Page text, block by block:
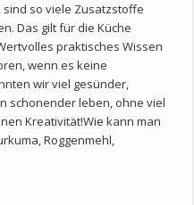
so viele Zusatzstoffe
Das gilt für die Küche
praktisches Wissen
wenn es keine
wir viel gesünder,
schonender leben, ohne viel
Kreativität!Wie kann man
Roggenmehl,